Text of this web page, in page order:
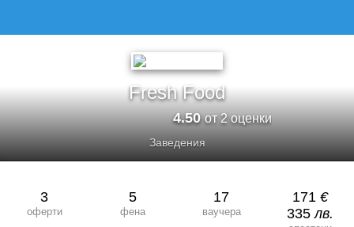
Fresh Food
4.50от 2 оценки
Заведения
3
оферти
5
фена
17
ваучера
171 €
335лв.